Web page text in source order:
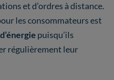
et d’ordres à distance.
les consommateurs est
puisqu’ils
régulièrement leur